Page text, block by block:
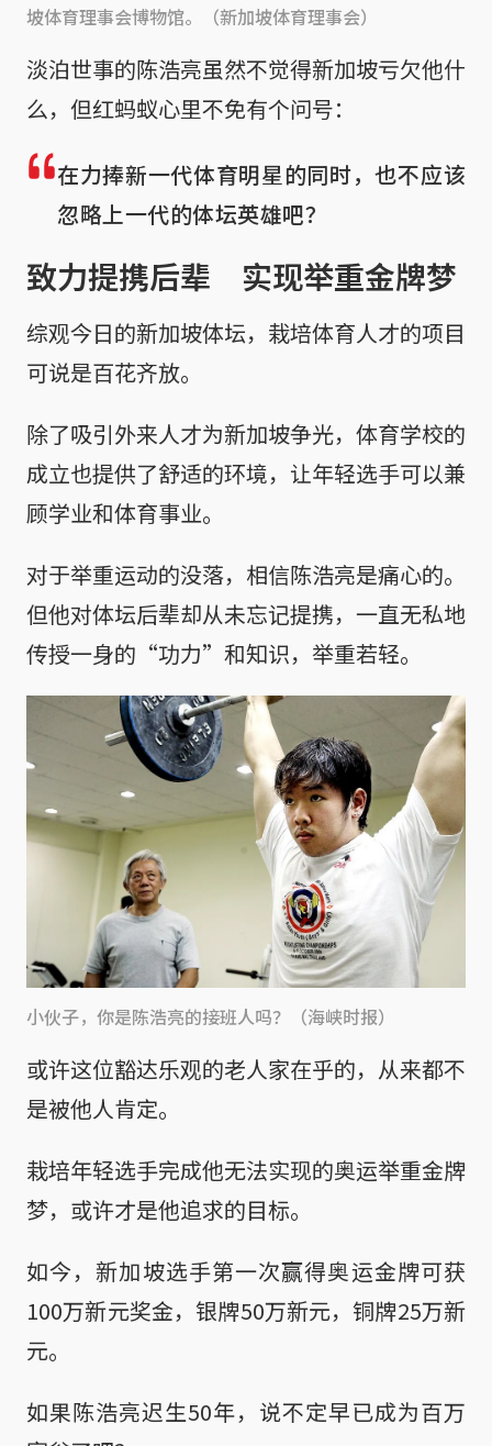
坡体育理事会博物馆。（新加坡体育理事会）
淡泊世事的陈浩亮虽然不觉得新加坡亏欠他什
么，但红蚂蚁心里不免有个问号：
在力捧新一代体育明星的同时，也不应该
忽略上一代的体坛英雄吧？
致力提携后辈 实现举重金牌梦
综观今日的新加坡体坛，栽培体育人才的项目
可说是百花齐放。
除了吸引外来人才为新加坡争光，体育学校的
成立也提供了舒适的环境，让年轻选手可以兼
顾学业和体育事业。
对于举重运动的没落，相信陈浩亮是痛心的。
但他对体坛后辈却从未忘记提携，一直无私地
传授一身的“功力”和知识，举重若轻。
小伙子，你是陈浩亮的接班人吗？（海峡时报）
或许这位豁达乐观的老人家在乎的，从来都不
是被他人肯定。
栽培年轻选手完成他无法实现的奥运举重金牌
梦，或许才是他追求的目标。
如今，新加坡选手第一次赢得奥运金牌可获
100万新元奖金，银牌50万新元，铜牌25万新
元。
如果陈浩亮迟生50年，说不定早已成为百万